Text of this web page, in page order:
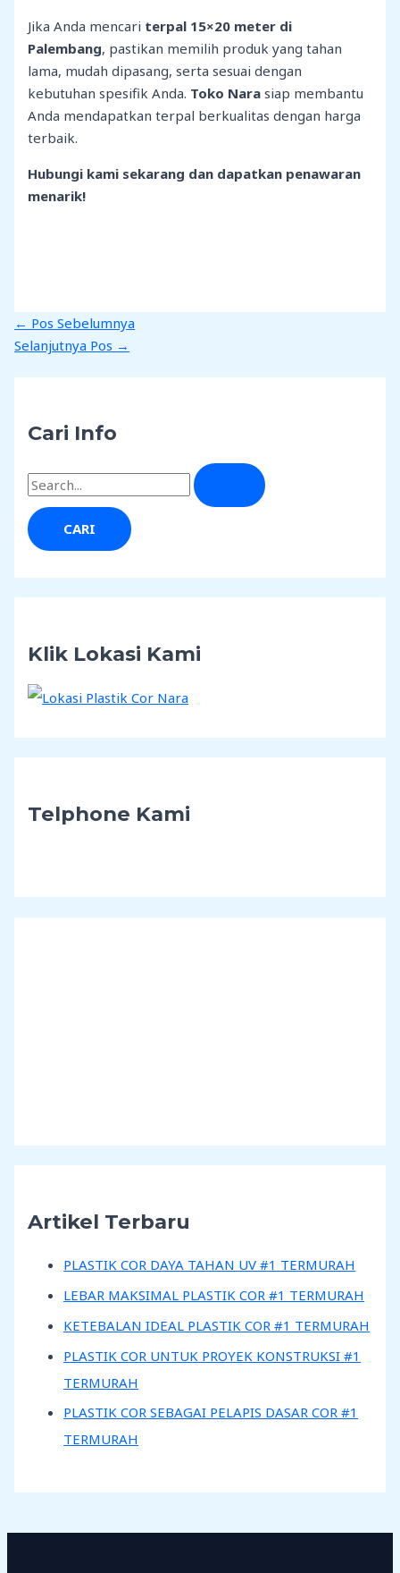
Jika Anda mencari terpal 15×20 meter di
Palembang, pastikan memilih produk yang tahan
lama, mudah dipasang, serta sesuai dengan
kebutuhan spesifik Anda. Toko Nara siap membantu
Anda mendapatkan terpal berkualitas dengan harga
terbaik.
Hubungi kami sekarang dan dapatkan penawaran
menarik!
← Pos Sebelumnya
Selanjutnya Pos →
Cari Info
Klik Lokasi Kami
Telphone Kami
Artikel Terbaru
PLASTIK COR DAYA TAHAN UV #1 TERMURAH
LEBAR MAKSIMAL PLASTIK COR #1 TERMURAH
KETEBALAN IDEAL PLASTIK COR #1 TERMURAH
PLASTIK COR UNTUK PROYEK KONSTRUKSI #1
TERMURAH
PLASTIK COR SEBAGAI PELAPIS DASAR COR #1
TERMURAH